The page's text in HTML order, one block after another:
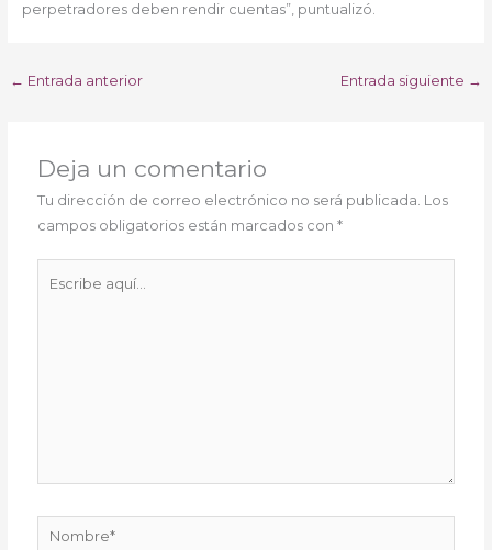
perpetradores deben rendir cuentas”, puntualizó.
← Entrada anterior Entrada siguiente →
Deja un comentario
Tu dirección de correo electrónico no será publicada. Los
campos obligatorios están marcados con*
Nombre*